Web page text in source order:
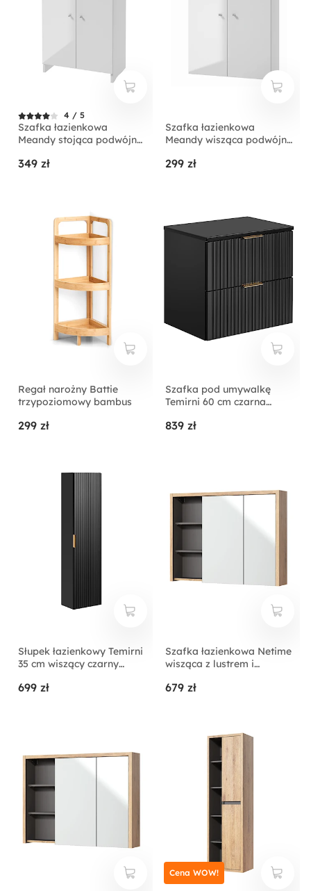
4 / 5
Szafka łazienkowa
Meandy stojąca podwójna
349 zł
Szafka łazienkowa
Meandy wisząca podwójna
299 zł
Regał narożny Battie
trzypoziomowy bambus
299 zł
Szafka pod umywalkę
Temirni 60 cm czarna
839 zł
Słupek łazienkowy Temirni
35 cm wiszący czarny
699 zł
Szafka łazienkowa Netime
wisząca z lustrem i
679 zł
Cena WOW!